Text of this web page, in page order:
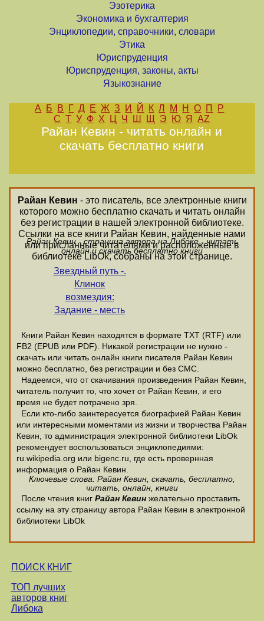
Эзотерика
Экономика и бухгалтерия
Энциклопедии, справочники, словари
Этика
Юриспруденция
Юриспруденция, законы, акты
Языкознание
А Б В Г Д Е Ж З И Й К Л М Н О П
Р
С Т У Ф Х Ц Ч Ш Щ Э Ю Я AZ
Райан Кевин - читать онлайн и
скачать бесплатно книги
Райан Кевин - это писатель, все электронные книги
которого можно бесплатно скачать и читать онлайн
без регистрации в нашей электронной библиотеке.
Ссылки на все книги Райан Кевин, найденные нами
или присланные читателями и расположенные в
библиотеке LibOk, собраны на этой странице.
Райан Кевин - страница автора на Либоке - читать
онлайн и скачать бесплатно книги
Звездный путь -.
Клинок
возмездия:
Задание - месть
Книги Райан Кевин находятся в формате ТХТ (RTF) или
FB2 (EPUB или PDF). Никакой регистрации не нужно -
скачать или читать онлайн книги писателя Райан Кевин
можно бесплатно, без регистрации и без СМС.
Надеемся, что от скачивания произведения Райан Кевин,
читатель получит то, что хочет от Райан Кевин, и его
время не будет потрачено зря.
Если кто-либо заинтересуется биографией Райан Кевин
или интересными моментами из жизни и творчества Райан
Кевин, то администрация электронной библиотеки LibOk
рекомендует воспользоваться энциклопедиями:
ru.wikipedia.org или bigenc.ru, где есть провернная
информация о Райан Кевин.
Ключевые слова: Райан Кевин, скачать, бесплатно,
читать, онлайн, книги
После чтения книг Райан Кевин желательно проставить
ссылку на эту страницу автора Райан Кевин в электронной
библиотеки LibOk
ПОИСК КНИГ
ТОП лучших
авторов книг
Либока